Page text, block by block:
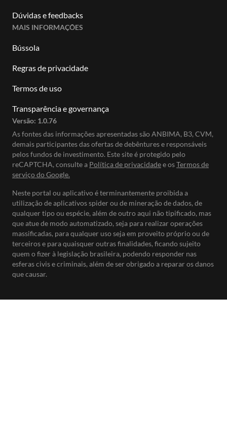
Dúvidas e feedbacks
MAIS INFORMAÇÕES
Bússola
Regras de privacidade
Termos de uso
Transparência e governança
Versão: 1.0.76
As fontes das informações apresentadas são ANBIMA, B3, CVM,
demais participantes das ofertas de debêntures e responsáveis
pelos fundos de investimento. Este site é protegido pelo
reCAPTCHA, consulte a Política de privacidadee osTermos de
serviço do Google.
Neste portal ou aplicativo é terminantemente proibida a
utilização de aplicativos spider ou de mineração de dados, de
qualquer tipo ou espécie, além de outro aqui não tipificado, mas
que atue de modo automatizado, seja para realizar operações
massificadas, para qualquer uso seja em proveito próprio ou de
terceiros e para quaisquer outras finalidades, ficando sujeito
quem o fizer à legislação brasileira, podendo responder nas
esferas civis e criminais, além de ser obrigado a reparar os danos
que causar.